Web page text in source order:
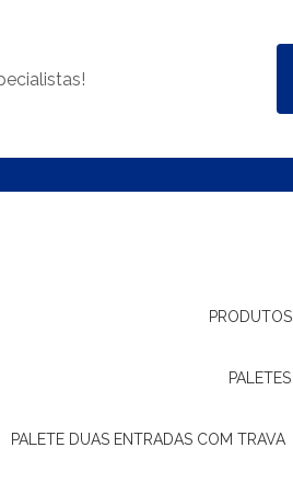
PRODUTOS
PALETES
PALETE DUAS ENTRADAS COM TRAVA